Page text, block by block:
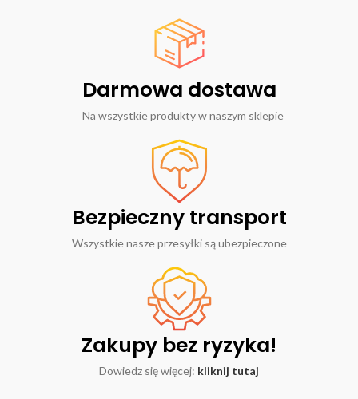
Darmowa dostawa
Na wszystkie produkty w naszym sklepie
Bezpieczny transport
Wszystkie nasze przesyłki są ubezpieczone
Zakupy bez ryzyka!
Dowiedz się więcej: kliknij tutaj